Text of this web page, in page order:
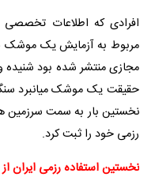
افرادی که اطلاعات تخصصی
مجازی منتشر شده بود شنیده و
حقیقت یک موشک میانبرد
نخستین بار به سمت سرزمین
رزمی خود را ثبت کرد.
نخستین استفاده رزمی